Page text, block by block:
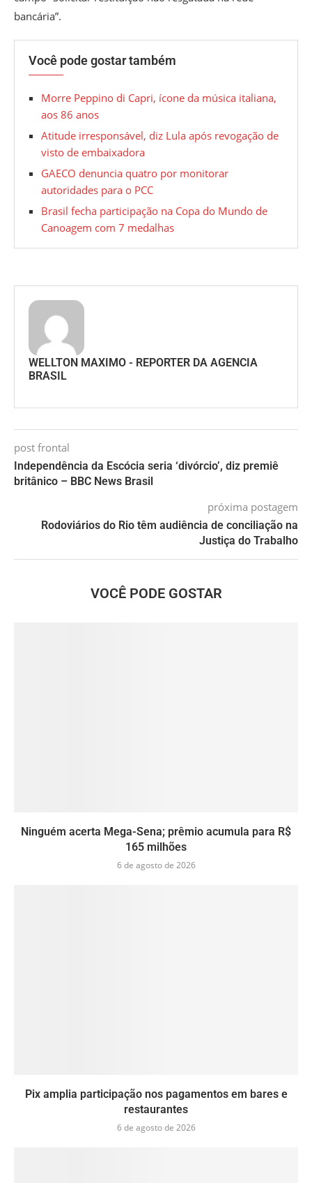
bancária”.
Você pode gostar também
Morre Peppino di Capri, ícone da música italiana,
aos 86 anos
Atitude irresponsável, diz Lula após revogação de
visto de embaixadora
GAECO denuncia quatro por monitorar
autoridades para o PCC
Brasil fecha participação na Copa do Mundo de
Canoagem com 7 medalhas
WELLTON MAXIMO - REPORTER DA AGENCIA
BRASIL
post frontal
Independência da Escócia seria ‘divórcio’, diz premiê
britânico – BBC News Brasil
próxima postagem
Rodoviários do Rio têm audiência de conciliação na
Justiça do Trabalho
VOCÊ PODE GOSTAR
Ninguém acerta Mega-Sena; prêmio acumula para R$
165 milhões
6 de agosto de 2026
Pix amplia participação nos pagamentos em bares e
restaurantes
6 de agosto de 2026